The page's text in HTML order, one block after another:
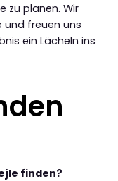
zu planen. Wir
und freuen uns
ein Lächeln ins
finden?